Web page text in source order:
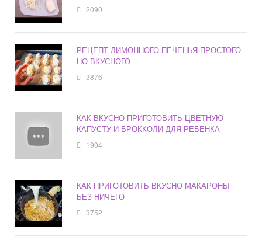
2090
РЕЦЕПТ ЛИМОННОГО ПЕЧЕНЬЯ ПРОСТОГО
НО ВКУСНОГО
3876
КАК ВКУСНО ПРИГОТОВИТЬ ЦВЕТНУЮ
КАПУСТУ И БРОККОЛИ ДЛЯ РЕБЕНКА
1904
КАК ПРИГОТОВИТЬ ВКУСНО МАКАРОНЫ
БЕЗ НИЧЕГО
3752